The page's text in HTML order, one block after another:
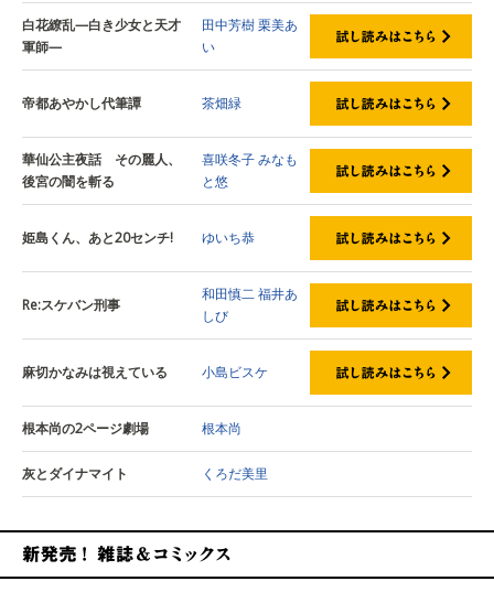
白花繚乱—白き少女と天才
軍師—
田中芳樹栗美あ
い
帝都あやかし代筆譚 茶畑緑
華仙公主夜話 その麗人、
後宮の闇を斬る
喜咲冬子みなも
と悠
姫島くん、あと20センチ! ゆいち恭
Re:スケバン刑事
和田慎二福井あ
しび
麻切かなみは視えている 小島ビスケ
根本尚の2ページ劇場 根本尚
灰とダイナマイト くろだ美里